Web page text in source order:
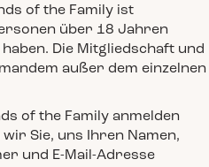
of the Family ist
über 18 Jahren
Die Mitgliedschaft und
außer dem einzelnen
of the Family anmelden
Sie, uns Ihren Namen,
und E-Mail-Adresse